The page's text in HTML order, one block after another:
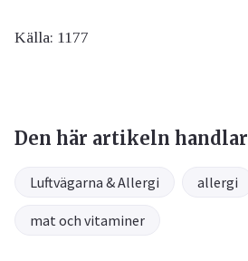
Källa: 1177
Den här artikeln
Luftvägarna & Allergi allergi
mat och vitaminer